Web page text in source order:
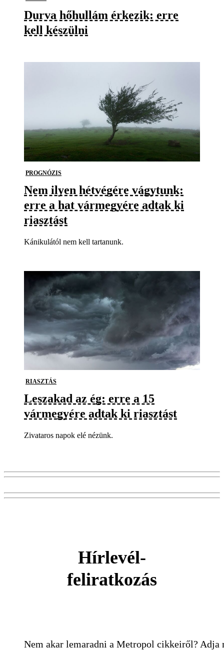
Durva hőhullám érkezik: erre
kell készülni
PROGNÓZIS
Nem ilyen hétvégére vágytunk:
erre a hat vármegyére adtak ki
riasztást
Kánikulától nem kell tartanunk.
RIASZTÁS
Leszakad az ég: erre a 15
vármegyére adtak ki riasztást
Zivataros napok elé nézünk.
Hírlevél-
feliratkozás
Nem akar lemaradni a Metropol cikkeiről? Adja